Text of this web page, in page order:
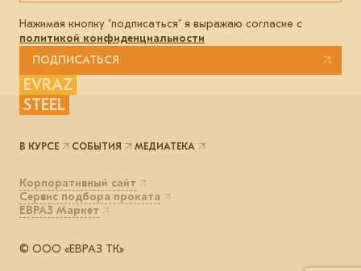
Нажимая кнопку "подписаться" я выражаю согласие с
политикой конфиденциальности
ПОДПИСАТЬСЯ
EVRAZ
STEEL
© ООО «ЕВРАЗ ТК»
Корпоративный сайт
Сервис подбора проката
ЕВРАЗ Маркет
В КУРСЕ СОБЫТИЯ МЕДИАТЕКА